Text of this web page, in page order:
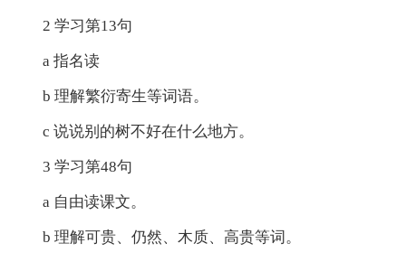
2 学习第13句
a 指名读
b 理解繁衍寄生等词语。
c 说说别的树不好在什么地方。
3 学习第48句
a 自由读课文。
b 理解可贵、仍然、木质、高贵等词。